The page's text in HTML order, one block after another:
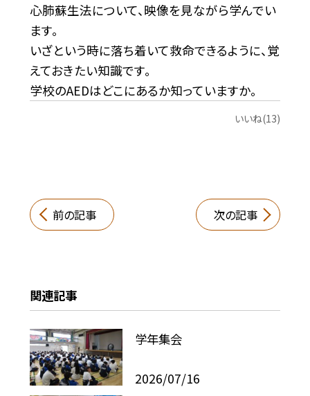
心肺蘇生法について、映像を見ながら学んでい
ます。
いざという時に落ち着いて救命できるように、覚
えておきたい知識です。
学校のAEDはどこにあるか知っていますか。
いいね(13)
前の記事 次の記事
関連記事
学年集会
2026/07/16